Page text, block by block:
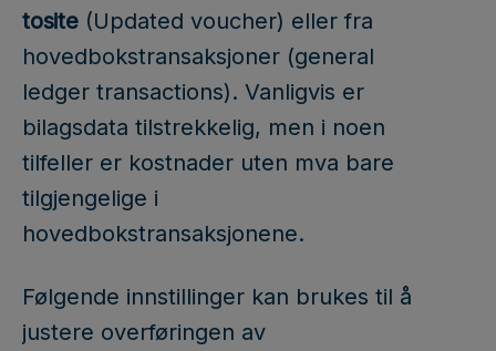
tosite(Updated voucher) eller fra
hovedbokstransaksjoner (general
ledger transactions). Vanligvis er
bilagsdata tilstrekkelig, men i noen
tilfeller er kostnader uten mva bare
tilgjengelige i
hovedbokstransaksjonene.
Følgende innstillinger kan brukes til å
justere overføringen av